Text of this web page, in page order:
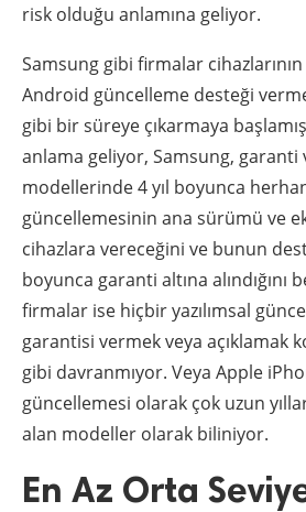
risk olduğu anlamına geliyor.
Samsung gibi firmalar cihazlarının
Android güncelleme desteği
gibi bir süreye çıkarmaya
anlama geliyor, Samsung, garanti
modellerinde 4 yıl boyunca
güncellemesinin ana sürümü ve
cihazlara vereceğini ve bunun
boyunca garanti altına alındığını
firmalar ise hiçbir yazılımsal
garantisi vermek veya açıklamak
gibi davranmıyor. Veya Apple
güncellemesi olarak çok uzun
alan modeller olarak biliniyor.
En Az Orta